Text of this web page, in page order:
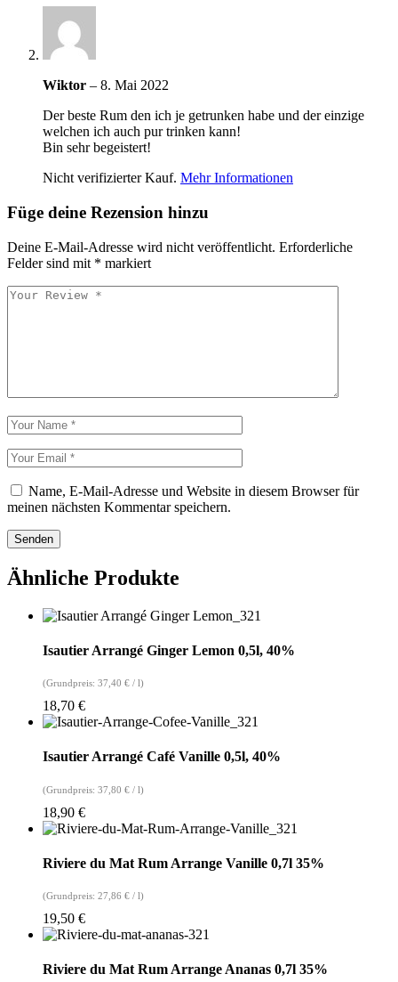
Wiktor – 8. Mai 2022
Der beste Rum den ich je getrunken habe und der einzige
welchen ich auch pur trinken kann!
Bin sehr begeistert!
Nicht verifizierter Kauf. Mehr Informationen
Füge deine Rezension hinzu
Deine E-Mail-Adresse wird nicht veröffentlicht. Erforderliche
Felder sind mit * markiert
Name, E-Mail-Adresse und Website in diesem Browser für
meinen nächsten Kommentar speichern.
Senden
Ähnliche Produkte
Isautier Arrangé Ginger Lemon 0,5l, 40%
(Grundpreis: 37,40 € / l)
18,70 €
Isautier Arrangé Café Vanille 0,5l, 40%
(Grundpreis: 37,80 € / l)
18,90 €
Riviere du Mat Rum Arrange Vanille 0,7l 35%
(Grundpreis: 27,86 € / l)
19,50 €
Riviere du Mat Rum Arrange Ananas 0,7l 35%